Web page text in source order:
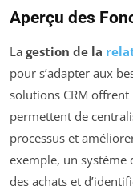
Aperçu des
La gestion de la
pour s’adapter aux
solutions CRM
permettent de
processus et
exemple, un système
des achats et